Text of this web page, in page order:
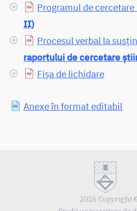
Programul de
II)
Procesul verbal la
raportului de cercetare
Fișa de lichidare
Anexe în format editabil
2026 Copyright